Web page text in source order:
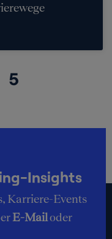
5
Insights
Karriere-Events
E-Mailoder